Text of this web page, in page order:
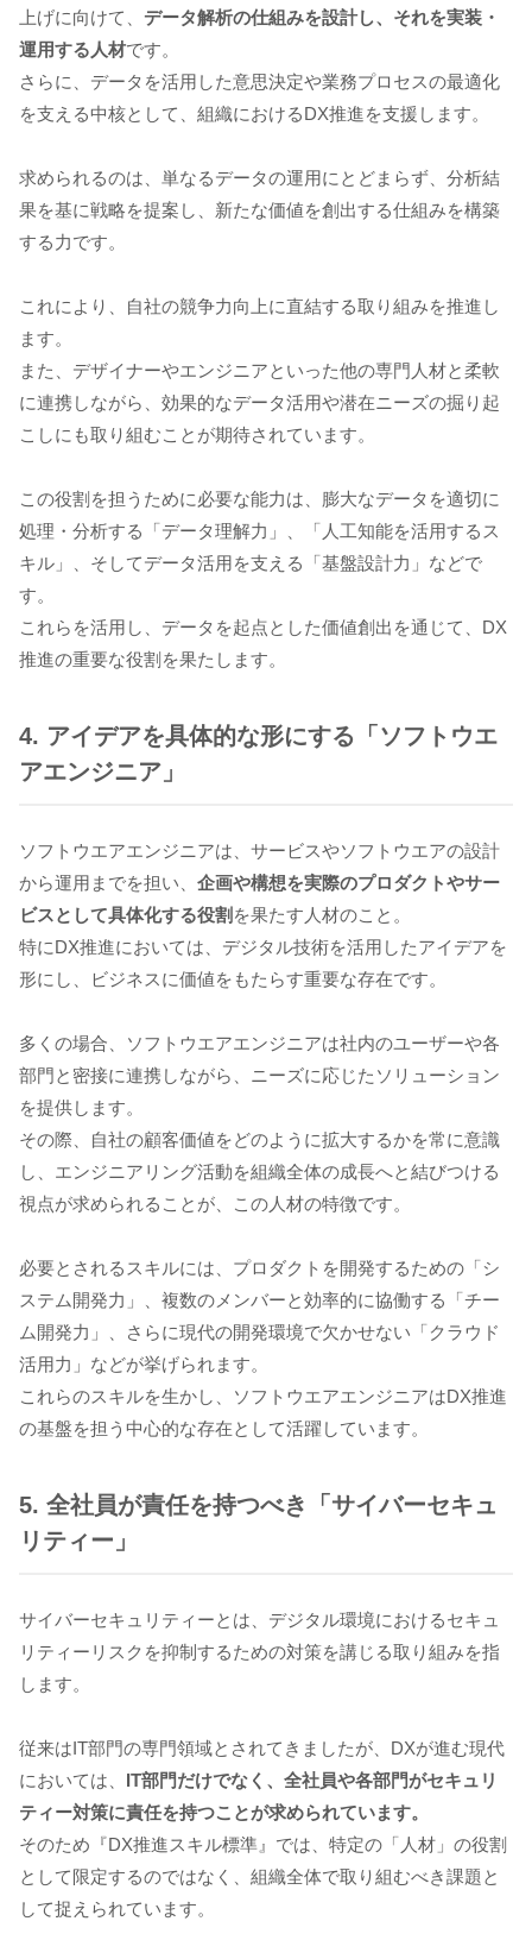
上げに向けて、 データ解析の仕組みを設計し、それを実装・
運用する人材です。
さらに、データを活用した意思決定や業務プロセスの最適化
を支える中核として、組織におけるDX推進を支援します。
求められるのは、単なるデータの運用にとどまらず、分析結
果を基に戦略を提案し、新たな価値を創出する仕組みを構築
する力です。
これにより、自社の競争力向上に直結する取り組みを推進し
ます。
また、デザイナーやエンジニアといった他の専門人材と柔軟
に連携しながら、効果的なデータ活用や潜在ニーズの掘り起
こしにも取り組むことが期待されています。
この役割を担うために必要な能力は、膨大なデータを適切に
処理・分析する「データ理解力」、「人工知能を活用するス
キル」、そしてデータ活用を支える「基盤設計力」などで
す。
これらを活用し、データを起点とした価値創出を通じて、DX
推進の重要な役割を果たします。
4. アイデアを具体的な形にする「ソフトウエ
アエンジニア」
ソフトウエアエンジニアは、サービスやソフトウエアの設計
から運用までを担い、 企画や構想を実際のプロダクトやサー
ビスとして具体化する役割 を果たす人材のこと。
特にDX推進においては、デジタル技術を活用したアイデアを
形にし、ビジネスに価値をもたらす重要な存在です。
多くの場合、ソフトウエアエンジニアは社内のユーザーや各
部門と密接に連携しながら、ニーズに応じたソリューション
を提供します。
その際、自社の顧客価値をどのように拡大するかを常に意識
し、エンジニアリング活動を組織全体の成長へと結びつける
視点が求められることが、この人材の特徴です。
必要とされるスキルには、プロダクトを開発するための「シ
ステム開発力」、複数のメンバーと効率的に協働する「チー
ム開発力」、さらに現代の開発環境で欠かせない「クラウド
活用力」などが挙げられます。
これらのスキルを生かし、ソフトウエアエンジニアはDX推進
の基盤を担う中心的な存在として活躍しています。
5. 全社員が責任を持つべき「サイバーセキュ
リティー」
サイバーセキュリティーとは、デジタル環境におけるセキュ
リティーリスクを抑制するための対策を講じる取り組みを指
します。
従来はIT部門の専門領域とされてきましたが、DXが進む現代
においては、 IT部門だけでなく、全社員や各部門がセキュリ
ティー対策に責任を持つことが求められています。
そのため『DX推進スキル標準』では、特定の「人材」の役割
として限定するのではなく、組織全体で取り組むべき課題と
して捉えられています。